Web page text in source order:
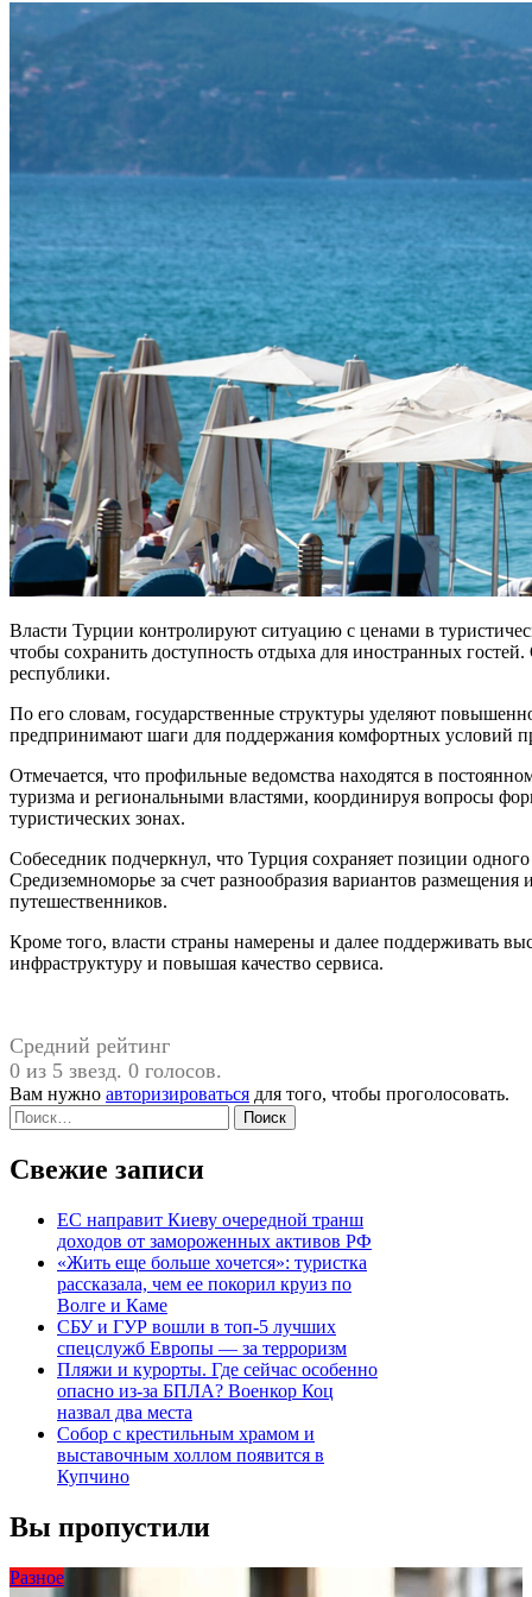
Власти Турции контролируют ситуацию с ценами в
чтобы сохранить доступность отдыха для иностранных
республики.
По его словам, государственные структуры уделяют
предпринимают шаги для поддержания комфортных условий
Отмечается, что профильные ведомства находятся в
туризма и региональными властями, координируя вопросы
туристических зонах.
Собеседник подчеркнул, что Турция сохраняет позиции
Средиземноморье за счет разнообразия вариантов
путешественников.
Кроме того, власти страны намерены и далее поддерживать
инфраструктуру и повышая качество сервиса.
Средний рейтинг
0 из 5 звезд. 0 голосов.
Вам нужно авторизироваться для того, чтобы проголосовать.
Найти:
Свежие записи
ЕС направит Киеву очередной транш
доходов от замороженных активов РФ
«Жить еще больше хочется»: туристка
рассказала, чем ее покорил круиз по
Волге и Каме
СБУ и ГУР вошли в топ-5 лучших
спецслужб Европы — за терроризм
Пляжи и курорты. Где сейчас особенно
опасно из-за БПЛА? Военкор Коц
назвал два места
Собор с крестильным храмом и
выставочным холлом появится в
Купчино
Вы пропустили
Разное